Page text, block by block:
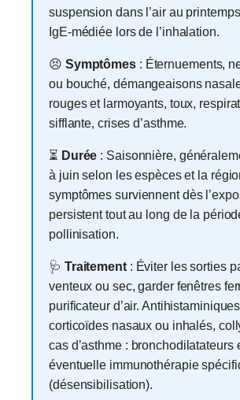
suspension dans l’air au
IgE-médiée lors de l’inhalation.
😣 Symptômes: Éternuements,
ou bouché, démangeaisons
rouges et larmoyants, toux,
sifflante, crises d’asthme.
⏳ Durée : Saisonnière,
à juin selon les espèces et la
symptômes surviennent dès
persistent tout au long de la
pollinisation.
🩺 Traitement: Éviter les sorties
venteux ou sec, garder fenêtres
purificateur d’air.
corticoïdes nasaux ou inhalés,
cas d’asthme : bronchodilatateurs
éventuelle immunothérapie
(désensibilisation).